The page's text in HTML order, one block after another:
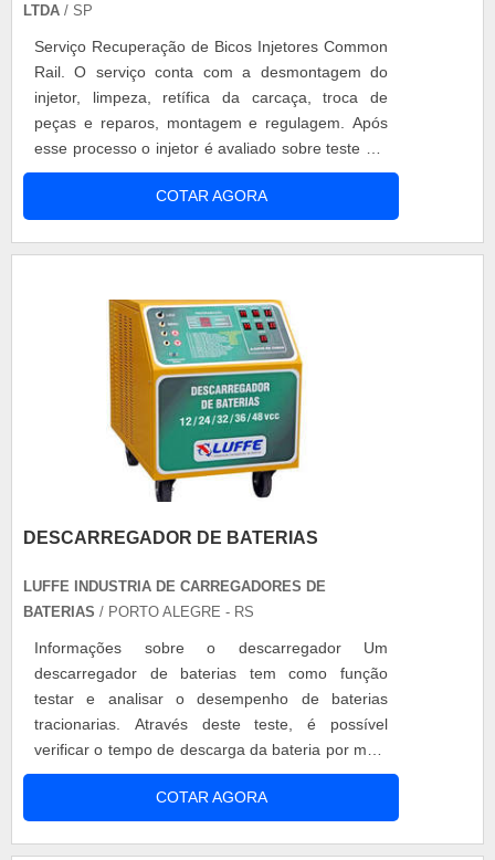
LTDA / SP
Serviço Recuperação de Bicos Injetores Common
Rail. O serviço conta com a desmontagem do
injetor, limpeza, retífica da carcaça, troca de
peças e reparos, montagem e regulagem. Após
esse processo o injetor é avaliado sobre teste em
bancada com os parâmetros adequados para
injeção a diesel, linha leve e pesada.
COTAR AGORA
DESCARREGADOR DE BATERIAS
LUFFE INDUSTRIA DE CARREGADORES DE
BATERIAS / PORTO ALEGRE - RS
Informações sobre o descarregador Um
descarregador de baterias tem como função
testar e analisar o desempenho de baterias
tracionarias. Através deste teste, é possível
verificar o tempo de descarga da bateria por meio
de uma simulação de descarga, como se fosse a
operação de uma máquina em uso. Todo este
processo é apresentado por um software que
COTAR AGORA